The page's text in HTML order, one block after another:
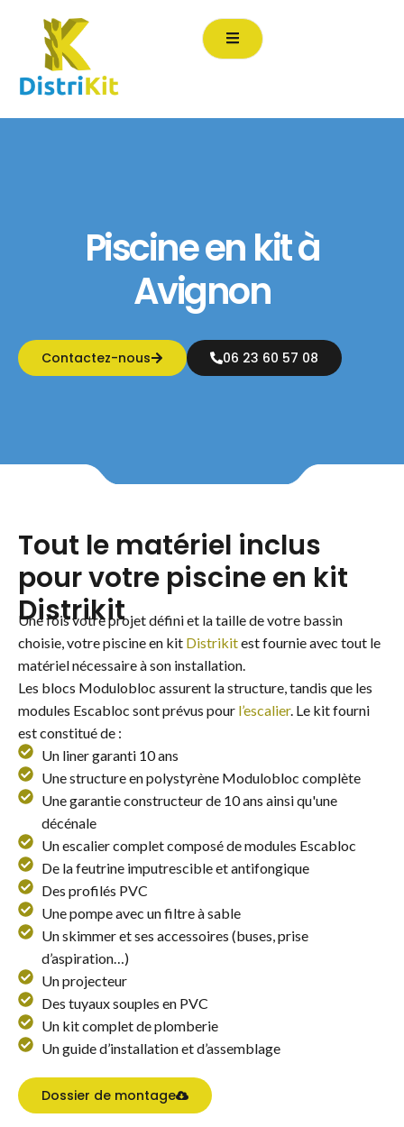
principal
Piscine en kit à
Avignon
Contactez-nous 06 23 60 57 08
Tout le matériel inclus
pour votre piscine en kit
Distrikit
Une fois votre projet défini et la taille de votre bassin
choisie, votre piscine en kit Distrikitest fournie avec tout le
matériel nécessaire à son installation.
Les blocs Modulobloc assurent la structure, tandis que les
modules Escabloc sont prévus pour l’escalier. Le kit fourni
est constitué de :
Un liner garanti 10 ans
Une structure en polystyrène Modulobloc complète
Une garantie constructeur de 10 ans ainsi qu'une
décénale
Un escalier complet composé de modules Escabloc
De la feutrine imputrescible et antifongique
Des profilés PVC
Une pompe avec un filtre à sable
Un skimmer et ses accessoires (buses, prise
d’aspiration…)
Un projecteur
Des tuyaux souples en PVC
Un kit complet de plomberie
Un guide d’installation et d’assemblage
Dossier de montage